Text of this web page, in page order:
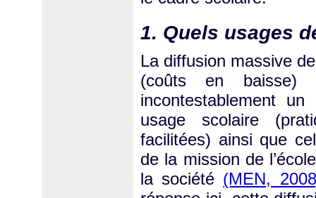
1. Quels usages
La diffusion massive
(coûts en baisse)
incontestablement
usage scolaire
facilitées) ainsi que
de la mission de
la société (MEN,